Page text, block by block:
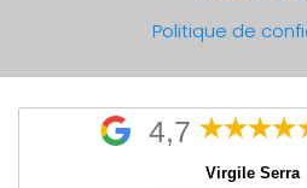
Politique de
4,7
Virgile Serra